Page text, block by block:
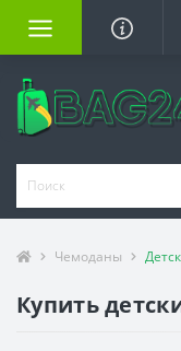
Чемоданы
Купить